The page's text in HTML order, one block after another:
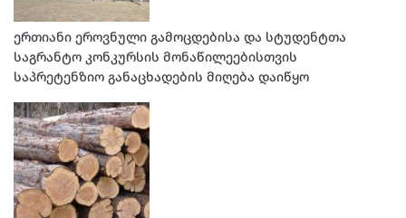
ერთიანი ეროვნული გამოცდებისა და სტუდენტთა
საგრანტო კონკურსის მონაწილეებისთვის
საპრეტენზიო განაცხადების მიღება დაიწყო